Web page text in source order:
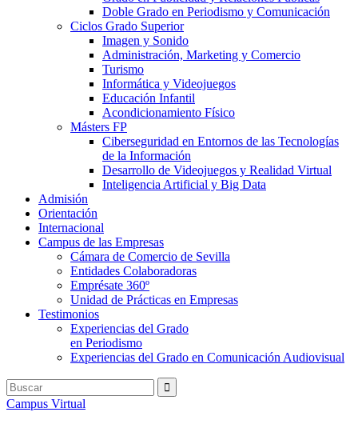
Doble Grado en Periodismo y Comunicación
Ciclos Grado Superior
Imagen y Sonido
Administración, Marketing y Comercio
Turismo
Informática y Videojuegos
Educación Infantil
Acondicionamiento Físico
Másters FP
Ciberseguridad en Entornos de las Tecnologías
de la Información
Desarrollo de Videojuegos y Realidad Virtual
Inteligencia Artificial y Big Data
Admisión
Orientación
Internacional
Campus de las Empresas
Cámara de Comercio de Sevilla
Entidades Colaboradoras
Emprésate 360º
Unidad de Prácticas en Empresas
Testimonios
Experiencias del Grado
en Periodismo
Experiencias del Grado en Comunicación Audiovisual
Campus Virtual